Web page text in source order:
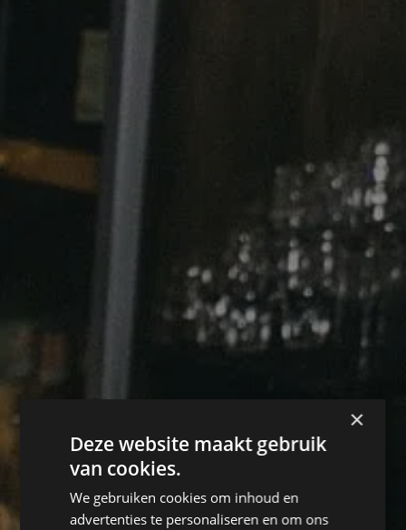
×
Deze website maakt gebruik
van cookies.
We gebruiken cookies om inhoud en
advertenties te personaliseren en om ons